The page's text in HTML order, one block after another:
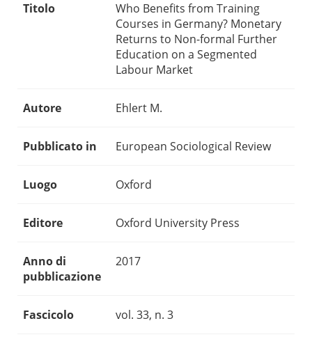
Titolo
Who Benefits from Training
Courses in Germany? Monetary
Returns to Non-formal Further
Education on a Segmented
Labour Market
Autore Ehlert M.
Pubblicato in European Sociological Review
Luogo Oxford
Editore Oxford University Press
Anno di
pubblicazione
2017
Fascicolo vol. 33, n. 3